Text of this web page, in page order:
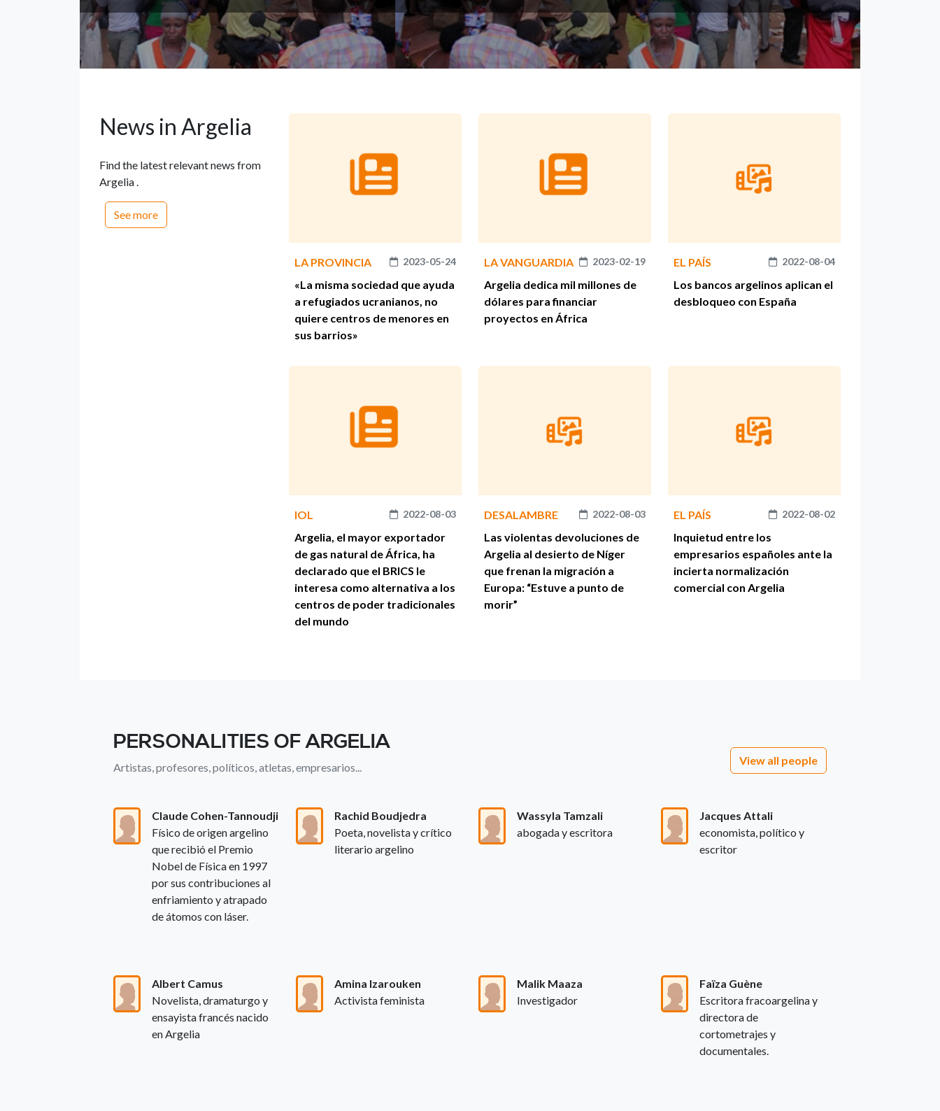
News in Argelia
Find the latest relevant news from
Argelia .
See more
LA PROVINCIA 2023-05-24
«La misma sociedad que ayuda
a refugiados ucranianos, no
quiere centros de menores en
sus barrios»
LA VANGUARDIA 2023-02-19
Argelia dedica mil millones de
dólares para financiar
proyectos en África
EL PAÍS 2022-08-04
Los bancos argelinos aplican el
desbloqueo con España
IOL 2022-08-03
Argelia, el mayor exportador
de gas natural de África, ha
declarado que el BRICS le
interesa como alternativa a los
centros de poder tradicionales
del mundo
DESALAMBRE 2022-08-03
Las violentas devoluciones de
Argelia al desierto de Níger
que frenan la migración a
Europa: “Estuve a punto de
morir”
EL PAÍS 2022-08-02
Inquietud entre los
empresarios españoles ante la
incierta normalización
comercial con Argelia
PERSONALITIES OF ARGELIA
Artistas, profesores, políticos, atletas, empresarios...
View all people
Claude Cohen-Tannoudji
Físico de origen argelino
que recibió el Premio
Nobel de Física en 1997
por sus contribuciones al
enfriamiento y atrapado
de átomos con láser.
Rachid Boudjedra
Poeta, novelista y crítico
literario argelino
Wassyla Tamzali
abogada y escritora
Jacques Attali
economista, político y
escritor
Albert Camus
Novelista, dramaturgo y
ensayista francés nacido
en Argelia
Amina Izarouken
Activista feminista
Malik Maaza
Investigador
Faïza Guène
Escritora fracoargelina y
directora de
cortometrajes y
documentales.